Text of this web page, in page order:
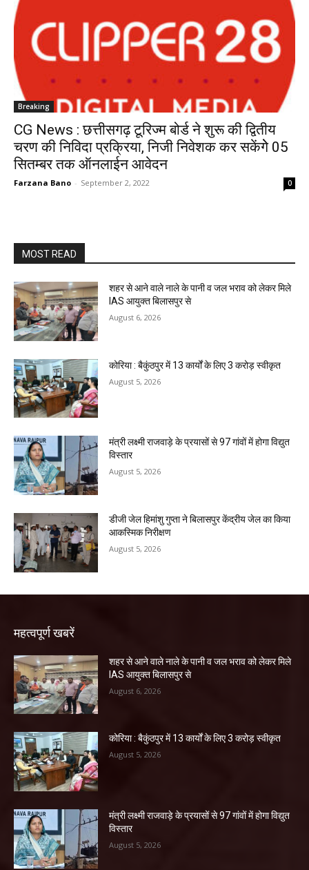
Breaking
CG News : छत्तीसगढ़ टूरिज्म बोर्ड ने शुरू की द्वितीय
चरण की निविदा प्रक्रिया, निजी निवेशक कर सकेंगेे 05
सितम्बर तक ऑनलाईन आवेदन
Farzana Bano - September 2, 2022 0
MOST READ
शहर से आने वाले नाले के पानी व जल भराव को लेकर मिले
IAS आयुक्त बिलासपुर से
August 6, 2026
कोरिया : बैकुंठपुर में 13 कार्यों के लिए 3 करोड़ स्वीकृत
August 5, 2026
मंत्री लक्ष्मी राजवाड़े के प्रयासों से 97 गांवों में होगा विद्युत
विस्तार
August 5, 2026
डीजी जेल हिमांशु गुप्ता ने बिलासपुर केंद्रीय जेल का किया
आकस्मिक निरीक्षण
August 5, 2026
महत्वपूर्ण खबरें
शहर से आने वाले नाले के पानी व जल भराव को लेकर मिले
IAS आयुक्त बिलासपुर से
August 6, 2026
कोरिया : बैकुंठपुर में 13 कार्यों के लिए 3 करोड़ स्वीकृत
August 5, 2026
मंत्री लक्ष्मी राजवाड़े के प्रयासों से 97 गांवों में होगा विद्युत
विस्तार
August 5, 2026